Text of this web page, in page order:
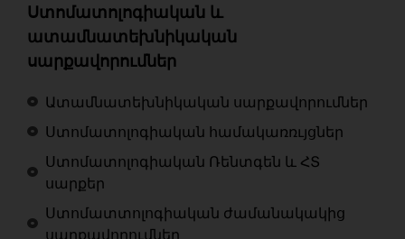
Ստոմատոլոգիական և
ատամնատեխնիկական
սարքավորումներ
Ատամնատեխնիկական սարքավորումներ
Ստոմատոլոգիական համակառռւյցներ
Ստոմատոլոգիական Ռենտգեն և ՀՏ
սարքեր
Ստոմատտոլոգիական ժամանակակից
սարքավորումներ